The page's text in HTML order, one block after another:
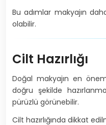
Bu adımlar makyajın
olabilir.
Cilt Hazırlığı
Doğal makyajın en
doğru şekilde
pürüzlü görünebilir.
Cilt hazırlığında dikkat